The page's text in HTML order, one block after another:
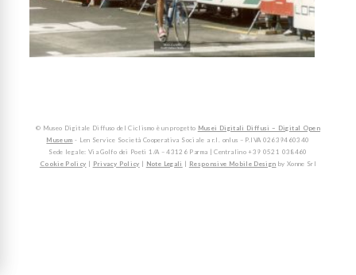
© Museo Digitale Diffuso del Ciclismo è un progetto Musei Digitali Diffusi – Digital Open
Museum - Len Service Società Cooperativa Sociale a r.l. onlus – P.IVA 02639460340
Sede legale: Via Golfo dei Poeti 1/A – 43126 Parma | Centralino +39 0521 038460
Cookie Policy | Privacy Policy | Note Legali | Responsive Mobile Design by Xonne Srl